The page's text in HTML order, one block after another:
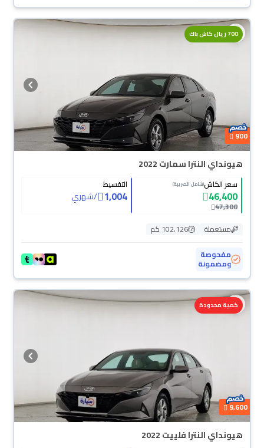
700 ريال كاش باك
900
هيونداي النترا سمارت 2022
سعر الكاش(شامل الضريبة)
46,400
47,300
التقسيط
1,004
/شهري
مستعملة
102,126 كم
مفحوصة
ومضمونة
كمية محدودة
9,600
هيونداي النترا فلييت 2022